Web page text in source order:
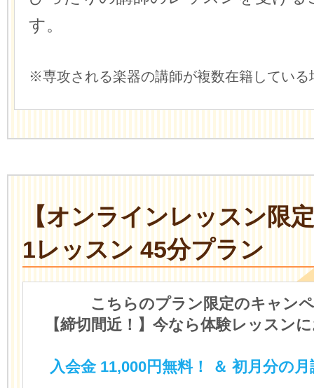
す。
※専攻される楽器の講師が複数在籍している
【オンラインレッスン限
1レッスン 45分プラン
こちらのプラン限定のキャン
【締切間近！】今なら体験レッスン
入会金 11,000円無料！ ＆ 初月分の